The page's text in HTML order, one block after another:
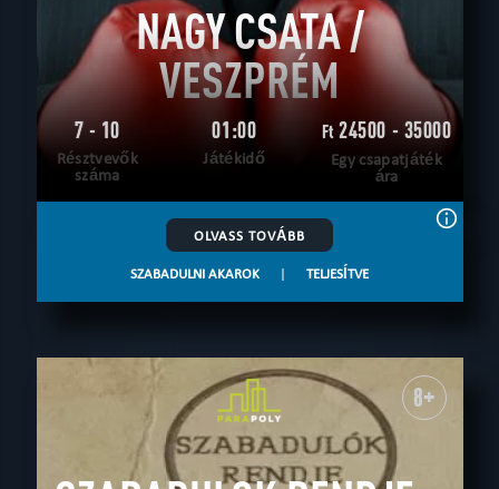
NAGY CSATA /
VESZPRÉM
7 - 10
Résztvevők
száma
01:00
Játékidő
Ft24500 - 35000
Egy csapatjáték
ára
OLVASS TOVÁBB
SZABADULNI AKAROK | TELJESÍTVE
8+